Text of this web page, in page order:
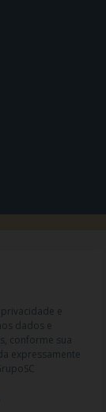
E ONCOL. LTDA |
e
dados e
conforme sua
expressamente